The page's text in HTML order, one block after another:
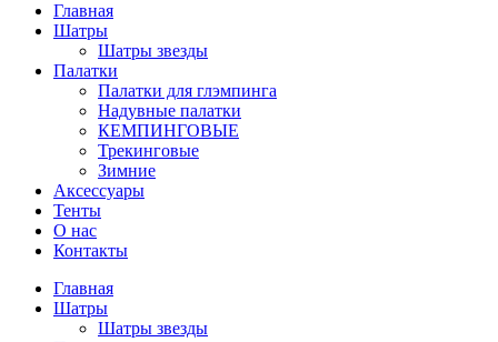
Главная
Шатры
Шатры звезды
Палатки
Палатки для глэмпинга
Надувные палатки
КЕМПИНГОВЫЕ
Трекинговые
Зимние
Аксессуары
Тенты
О нас
Контакты
Главная
Шатры
Шатры звезды